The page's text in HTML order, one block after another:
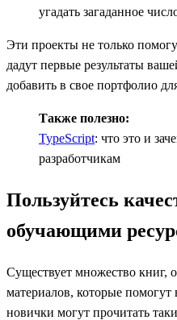
угадать загаданное
Эти проекты не только
дадут первые результаты
добавить в свое портфолио
Также полезно:
TypeScript: что это и
разработчикам
Пользуйтесь
обучающими
Существует множество книг,
материалов, которые
новички могут прочитать